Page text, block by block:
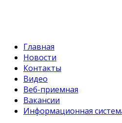
Главная
Новости
Контакты
Видео
Веб-приемная
Вакансии
Информационная